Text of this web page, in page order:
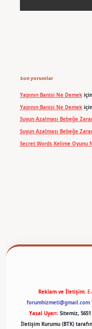
Son yorumlar
Yapının Banisi Ne Demekiçin
Yapının Banisi Ne Demekiçin
Suyun Azalması Bebeğe
Suyun Azalması Bebeğe
Secret Words Kelime Oyunu
Reklam ve İletişim:
forumhizmeti@gmail.com
Yasal Uyarı: Sitemiz,
İletişim Kurumu (BTK)